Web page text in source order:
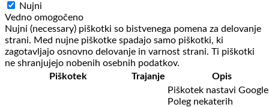
Nujni
Vedno omogočeno
Nujni (necessary) piškotki so bistvenega pomena za delovanje
strani. Med nujne piškotke spadajo samo piškotki, ki
zagotavljajo osnovno delovanje in varnost strani. Ti piškotki
ne shranjujejo nobenih osebnih podatkov.
Piškotek
Trajanje Opis
Piškotek nastavi
Poleg nekaterih